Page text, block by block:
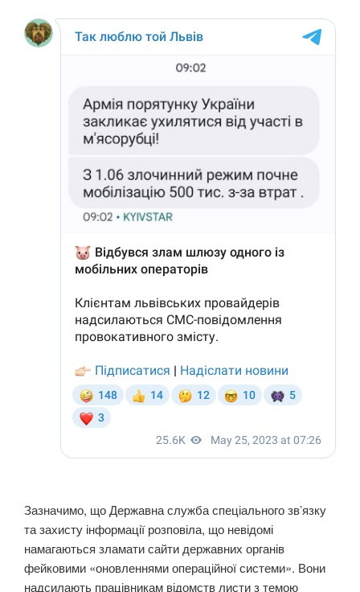
Зазначимо, що Державна служба спеціального зв’язку
та захисту інформації розповіла, що невідомі
намагаються зламати сайти державних органів
фейковими «оновленнями операційної системи». Вони
надсилають працівникам відомств листи з темою